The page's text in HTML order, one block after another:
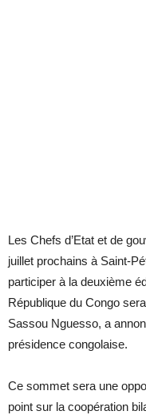
Les Chefs d’Etat et de
juillet prochains à Saint-
participer à la deuxième
République du Congo
Sassou Nguesso, a
présidence congolaise.
Ce sommet sera une
point sur la coopération